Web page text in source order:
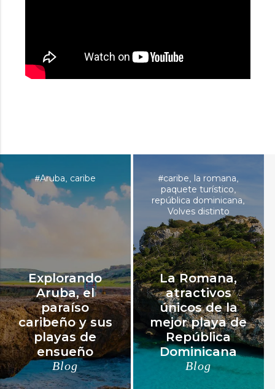
#Aruba, caribe
Explorando
Aruba, el
paraíso
caribeño y sus
playas de
ensueño
Blog
#caribe, la romana,
paquete turístico,
república dominicana,
Volves distinto
La Romana,
atractivos
únicos de la
mejor playa de
República
Dominicana
Blog